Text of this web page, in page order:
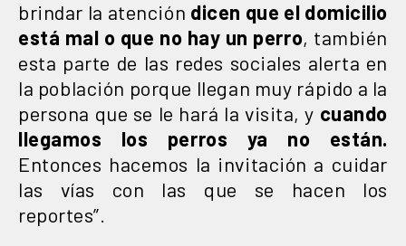
brindar la atención dicen que el domicilio
está mal o que no hay un perro, también
esta parte de las redes sociales alerta en
la población porque llegan muy rápido a la
persona que se le hará la visita, y cuando
llegamos los perros ya no están.
Entonces hacemos la invitación a cuidar
las vías con las que se hacen los
reportes”.